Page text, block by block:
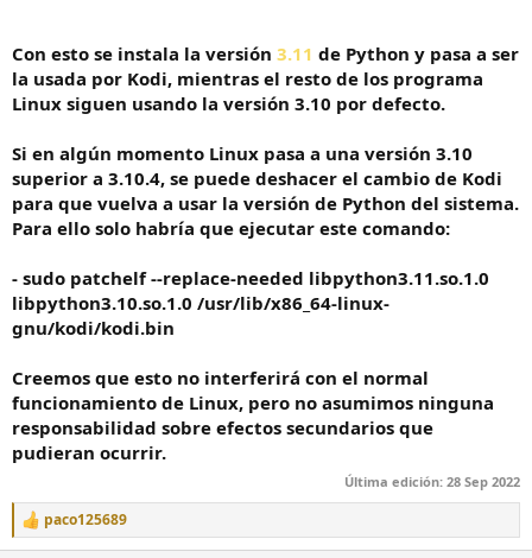
Con esto se instala la versión 3.11 de Python y pasa a ser
la usada por Kodi, mientras el resto de los programa
Linux siguen usando la versión 3.10 por defecto.
Si en algún momento Linux pasa a una versión 3.10
superior a 3.10.4, se puede deshacer el cambio de Kodi
para que vuelva a usar la versión de Python del sistema.
Para ello solo habría que ejecutar este comando:
- sudo patchelf --replace-needed libpython3.11.so.1.0
libpython3.10.so.1.0 /usr/lib/x86_64-linux-
gnu/kodi/kodi.bin
Creemos que esto no interferirá con el normal
funcionamiento de Linux, pero no asumimos ninguna
responsabilidad sobre efectos secundarios que
pudieran ocurrir.
Última edición: 28 Sep 2022
R
e
paco125689